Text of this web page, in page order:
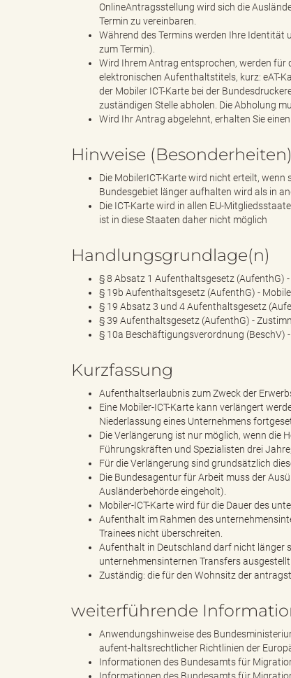
l
i
k
e
d
OnlineAntragsstellung wird sich die
Termin zu vereinbaren.
Während des Termins werden Ihre Identität
zum Termin).
Wird Ihrem Antrag entsprochen, werden für
elektronischen Aufenthaltstitels, kurz: eAT-
der Mobiler ICT-Karte bei der
zuständigen Stelle abholen. Die Abholung
Wird Ihr Antrag abgelehnt, erhalten Sie
Hinweise (Besonderheiten)
Die MobilerICT-Karte wird nicht erteilt,
Bundesgebiet länger aufhalten wird als in
Die ICT-Karte wird in allen EU-
ist in diese Staaten daher nicht möglich
Handlungsgrundlage(n)
§ 8 Absatz 1 Aufenthaltsgesetz (AufenthG)
§ 19b Aufenthaltsgesetz (AufenthG) -
§ 19 Absatz 3 und 4 Aufenthaltsgesetz
§ 39 Aufenthaltsgesetz (AufenthG) -
§ 10a Beschäftigungsverordnung (BeschV)
Kurzfassung
Aufenthaltserlaubnis zum Zweck der
Eine Mobiler-ICT-Karte kann verlängert
Niederlassung eines Unternehmens
Die Verlängerung ist nur möglich, wenn die
Führungskräften und Spezialisten drei
Für die Verlängerung sind grundsätzlich
Die Bundesagentur für Arbeit muss der
Ausländerbehörde eingeholt).
Mobiler-ICT-Karte wird für die Dauer des
Aufenthalt im Rahmen des
Trainees nicht überschreiten.
Aufenthalt in Deutschland darf nicht länger
unternehmensinternen Transfers
Zuständig: die für den Wohnsitz der
weiterführende
Anwendungshinweise des
aufent-haltsrechtlicher Richtlinien der
Informationen des Bundesamts für